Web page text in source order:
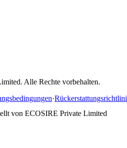
Alle Rechte vorbehalten.
·
von ECOSIRE Private Limited